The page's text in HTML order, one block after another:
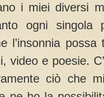
i miei diversi
ogni singola
l’insonnia
video e poesie.
ciò che